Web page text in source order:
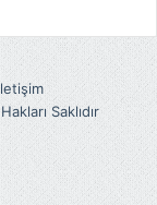
Saklıdır